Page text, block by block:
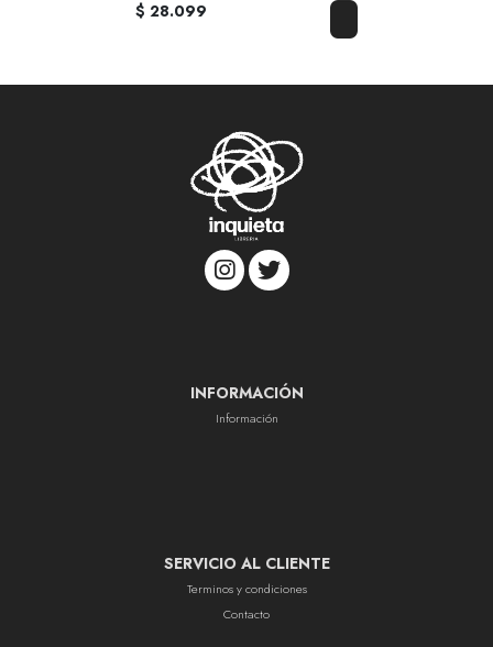
$ 28.099
INFORMACIÓN
Información
SERVICIO AL CLIENTE
Terminos y condiciones
Contacto